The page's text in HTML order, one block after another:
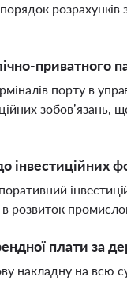
порядок
приватного
порту в
зобов’язань,
інвестиційних
розвиток
плати за
накладну на всю